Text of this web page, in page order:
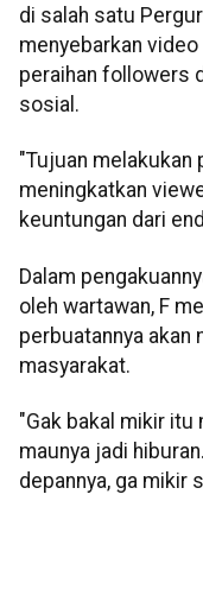
di salah satu
menyebarkan
peraihan followers
sosial.
"Tujuan melakukan
meningkatkan
keuntungan dari
Dalam
oleh wartawan, F
perbuatannya akan
masyarakat.
"Gak bakal mikir itu
maunya jadi
depannya, ga mikir